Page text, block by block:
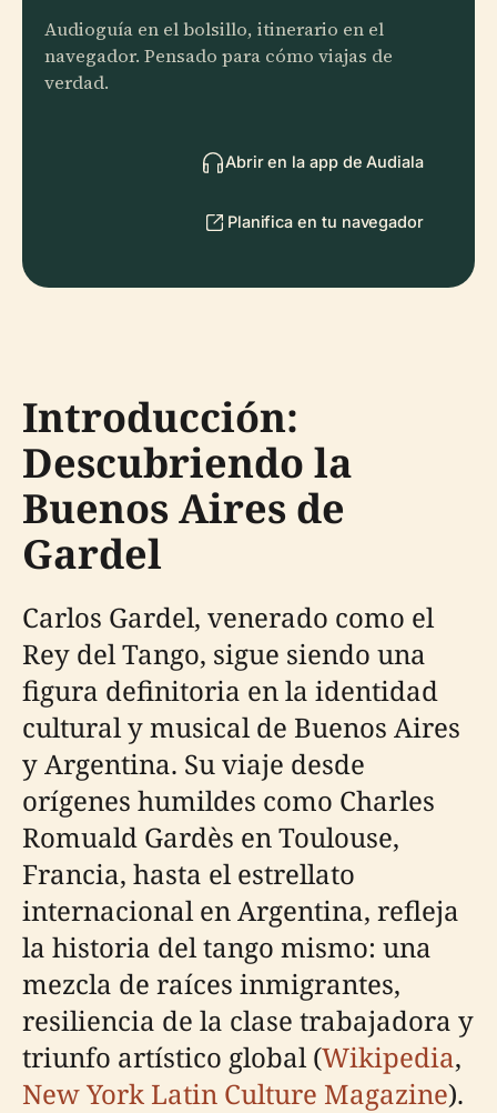
Audioguía en el bolsillo, itinerario en el
navegador. Pensado para cómo viajas de
verdad.
Abrir en la app de Audiala
Planifica en tu navegador
Introducción:
Descubriendo la
Buenos Aires de
Gardel
Carlos Gardel, venerado como el
Rey del Tango, sigue siendo una
figura definitoria en la identidad
cultural y musical de Buenos Aires
y Argentina. Su viaje desde
orígenes humildes como Charles
Romuald Gardès en Toulouse,
Francia, hasta el estrellato
internacional en Argentina, refleja
la historia del tango mismo: una
mezcla de raíces inmigrantes,
resiliencia de la clase trabajadora y
triunfo artístico global (Wikipedia,
New York Latin Culture Magazine).